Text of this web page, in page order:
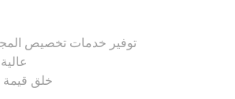
توفير خدمات تخصيص
خلق قيمة